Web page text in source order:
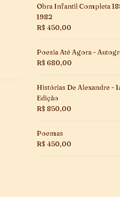
Obra Infantil Completa
1982
R$ 450,00
Poesia Até Agora -
R$ 680,00
Histórias De Alexandre -
Edição
R$ 850,00
Poemas
R$ 450,00